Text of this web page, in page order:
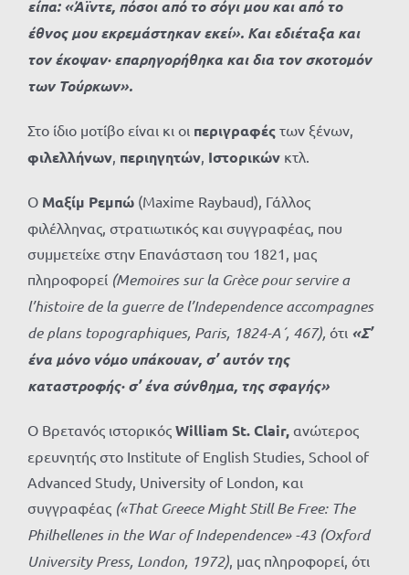
είπα: «Άϊντε, πόσοι από το σόγι μου και από το
έθνος μου εκρεμάστηκαν εκεί». Και εδιέταξα και
τον έκοψαν· επαρηγορήθηκα και δια τον σκοτομόν
των Τούρκων».
Στο ίδιο μοτίβο είναι κι οι περιγραφές των ξένων,
φιλελλήνων, περιηγητών, Ιστορικών κτλ.
Ο Μαξίμ Ρεμπώ (Maxime Raybaud), Γάλλος
φιλέλληνας, στρατιωτικός και συγγραφέας, που
συμμετείχε στην Επανάσταση του 1821, μας
πληροφορεί (Memoires sur la Grèce pour servire a
l’histoire de la guerre de l’Independence accompagnes
de plans topographiques, Paris, 1824-Α΄, 467), ότι «Σ’
ένα μόνο νόμο υπάκουαν, σ’ αυτόν της
καταστροφής· σ’ ένα σύνθημα, της σφαγής»
Ο Βρετανός ιστορικός William St. Clair, ανώτερος
ερευνητής στο Institute of English Studies, School of
Advanced Study, University of London, και
συγγραφέας («That Greece Might Still Be Free: The
Philhellenes in the War of Independence» -43 (Oxford
University Press, London, 1972), μας πληροφορεί, ότι